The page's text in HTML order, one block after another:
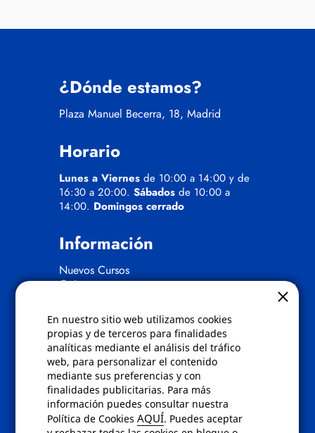
En nuestro sitio web utilizamos cookies
propias y de terceros para finalidades
analíticas mediante el análisis del tráfico
web, para personalizar el contenido
mediante sus preferencias y con
finalidades publicitarias. Para más
información puedes consultar nuestra
Política de CookiesAQUÍ. Puedes aceptar
¿Dónde estamos?
Plaza Manuel Becerra, 18, Madrid
Horario
Lunes a Viernes de 10:00 a 14:00 y de
16:30 a 20:00. Sábados de 10:00 a
14:00. Domingos cerrado
Información
Nuevos Cursos
Quienes somos
Políticas
Condiciones de compra
Aviso de privacidad
Cookies
Bajas comunicados comerciales
Derecho de desistimiento